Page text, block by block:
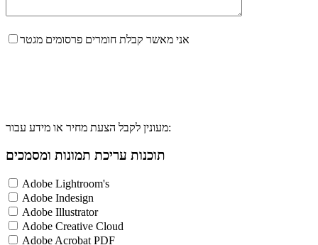
אני מאשר קבלת חומרים פרסומים מגטר
מעונין לקבל הצעת מחיר או מידע עבור:
תוכנות עריכת תמונות ומסמכים
Adobe Lightroom's
Adobe Indesign
Adobe Illustrator
Adobe Creative Cloud
Adobe Acrobat PDF